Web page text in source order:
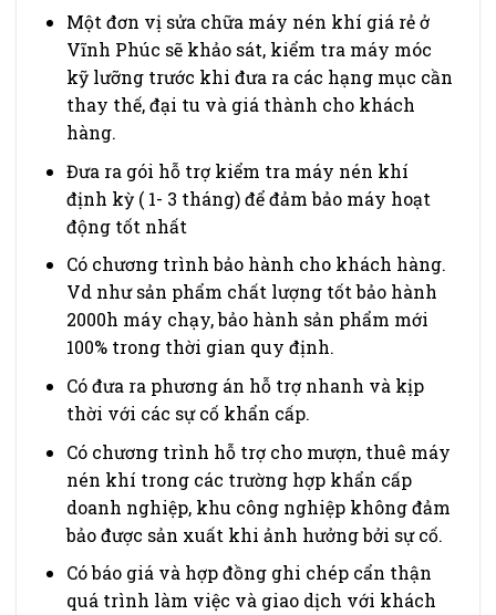
Một đơn vị sửa chữa máy nén khí giá rẻ ở
Vĩnh Phúc sẽ khảo sát, kiểm tra máy móc
kỹ lưỡng trước khi đưa ra các hạng mục cần
thay thế, đại tu và giá thành cho khách
hàng.
Đưa ra gói hỗ trợ kiểm tra máy nén khí
định kỳ ( 1- 3 tháng) để đảm bảo máy hoạt
động tốt nhất
Có chương trình bảo hành cho khách hàng.
Vd như sản phẩm chất lượng tốt bảo hành
2000h máy chạy, bảo hành sản phẩm mới
100% trong thời gian quy định.
Có đưa ra phương án hỗ trợ nhanh và kịp
thời với các sự cố khẩn cấp.
Có chương trình hỗ trợ cho mượn, thuê máy
nén khí trong các trường hợp khẩn cấp
doanh nghiệp, khu công nghiệp không đảm
bảo được sản xuất khi ảnh hưởng bởi sự cố.
Có báo giá và hợp đồng ghi chép cẩn thận
quá trình làm việc và giao dịch với khách